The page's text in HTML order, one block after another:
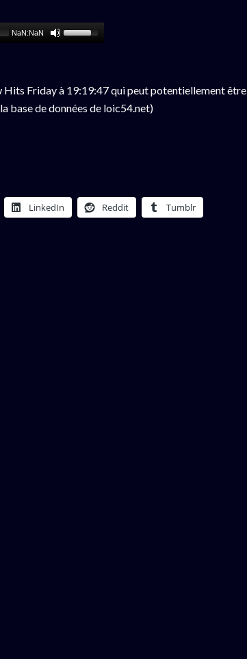
NaN:NaN
Friday à 19:19:47 qui peut potentiellement être
base de données de loic54.net)
LinkedIn Reddit Tumblr